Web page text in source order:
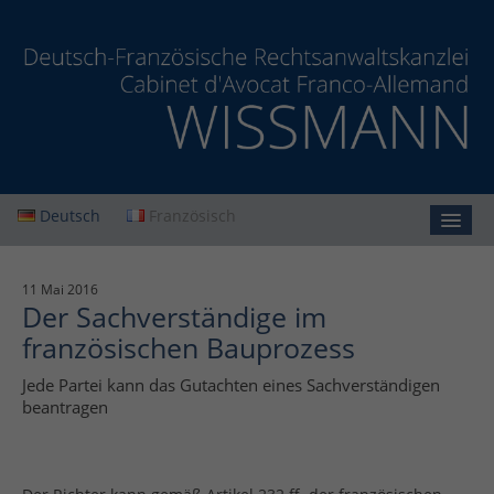
Deutsch Französisch
Kanzlei
Leistungen
Aktuelles
11 Mai 2016
Der Sachverständige im
französischen Bauprozess
Jede Partei kann das Gutachten eines Sachverständigen
beantragen